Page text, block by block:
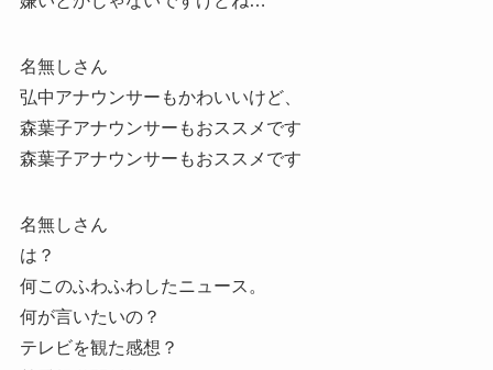
名無しさん
弘中アナウンサーもかわいいけど、
森葉子アナウンサーもおススメです
森葉子アナウンサーもおススメです
名無しさん
は？
何このふわふわしたニュース。
何が言いたいの？
テレビを観た感想？